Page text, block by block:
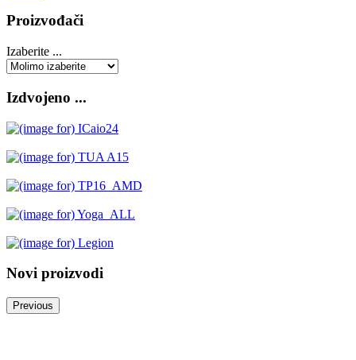
Proizvođači
Izaberite ...
Izdvojeno ...
Novi proizvodi
Previous